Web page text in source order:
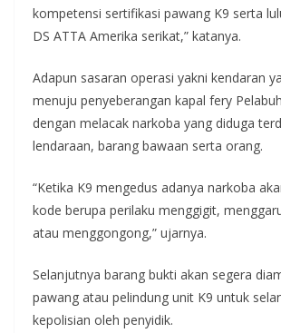
kompetensi sertifikasi pawang K9 serta
DS ATTA Amerika serikat,” katanya.
Adapun sasaran operasi yakni kendaran
menuju penyeberangan kapal fery
dengan melacak narkoba yang diduga
lendaraan, barang bawaan serta orang.
“Ketika K9 mengedus adanya narkoba
kode berupa perilaku menggigit,
atau menggongong,” ujarnya.
Selanjutnya barang bukti akan segera
pawang atau pelindung unit K9 untuk
kepolisian oleh penyidik.